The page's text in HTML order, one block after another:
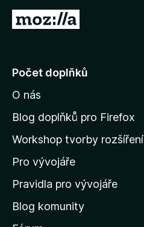
P
j
t
n
d
o
m
v
Počet doplňků
O nás
Blog doplňků pro Firefox
Workshop tvorby rozšíření
Pro vývojáře
Pravidla pro vývojáře
Blog komunity